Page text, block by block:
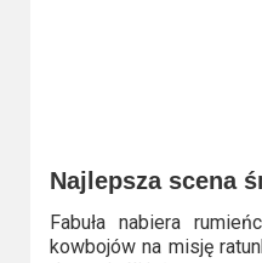
Najlepsza scena
Fabuła nabiera
kowbojów na misję